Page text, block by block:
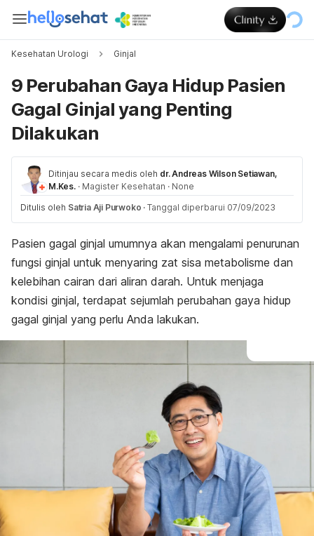
Kesehatan Urologi Ginjal
9 Perubahan Gaya Hidup Pasien
Gagal Ginjal yang Penting
Dilakukan
Ditinjau secara medis oleh dr. Andreas Wilson Setiawan,
M.Kes. · Magister Kesehatan · None
Ditulis oleh Satria Aji Purwoko · Tanggal diperbarui 07/09/2023
Pasien gagal ginjal umumnya akan mengalami penurunan
fungsi ginjal untuk menyaring zat sisa metabolisme dan
kelebihan cairan dari aliran darah. Untuk menjaga
kondisi ginjal, terdapat sejumlah perubahan gaya hidup
gagal ginjal yang perlu Anda lakukan.